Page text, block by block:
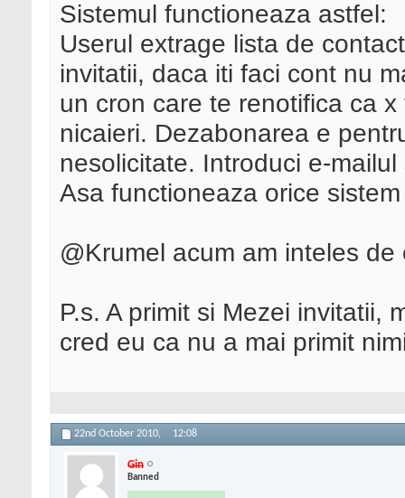
Sistemul functioneaza astfel:
Userul extrage lista de
invitatii, daca iti faci cont nu
un cron care te renotifica ca
nicaieri. Dezabonarea e
nesolicitate. Introduci e-
Asa functioneaza orice
@Krumel acum am inteles
P.s. A primit si Mezei invitatii,
cred eu ca nu a mai primit
22nd October 2010, 12:08
Gin
Banned